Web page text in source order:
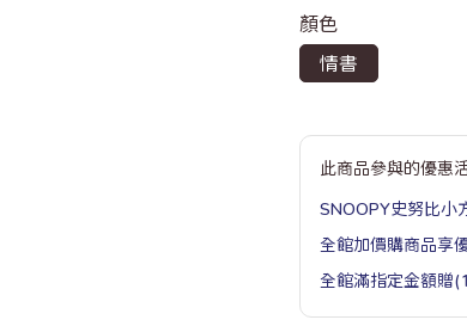
顏色
情書
此商品參與的優惠
SNOOPY史努比小
全館加價購商品享
全館滿指定金額贈